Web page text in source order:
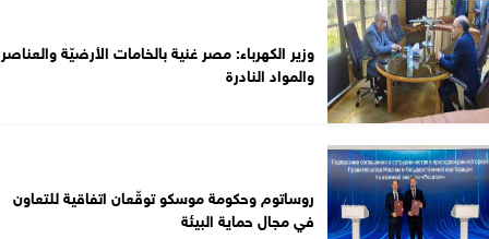
وزير الكهرباء: مصر غنية بالخامات الأرضيّة والعناصر
والمواد النادرة
روساتوم وحكومة موسكو توقّعان اتفاقية للتعاون
في مجال حماية البيئة